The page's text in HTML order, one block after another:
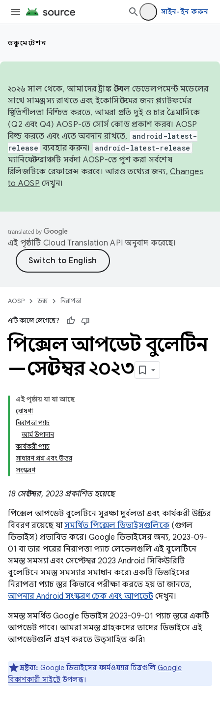
সাইন-ইন করুন
ডকুমেন্টেশন
২০২৬ সাল থেকে, আমাদের ট্রাঙ্ক স্টেবল ডেভেলপমেন্ট মডেলের
সাথে সামঞ্জস্য রাখতে এবং ইকোসিস্টেমের জন্য প্ল্যাটফর্মের
স্থিতিশীলতা নিশ্চিত করতে, আমরা প্রতি দুই ও চার ত্রৈমাসিকে
(Q2 এবং Q4) AOSP-তে সোর্স কোড প্রকাশ করব। AOSP
বিল্ড করতে এবং এতে অবদান রাখতে,
android-latest-
release ব্যবহার করুন। android-latest-release
ম্যানিফেস্ট ব্রাঞ্চটি সর্বদা AOSP-তে পুশ করা সর্বশেষ
রিলিজটিকে রেফারেন্স করবে। আরও তথ্যের জন্য, Changes
to AOSP দেখুন।
এই পৃষ্ঠাটি Cloud Translation API অনুবাদ করেছে।
AOSP ডক্স নিরাপত্তা
এটি কাজে লেগেছে?
পিক্সেল আপডেট বুলেটিন
—সেপ্টেম্বর ২০২৩
এই পৃষ্ঠায় যা যা আছে
ঘোষণা
নিরাপত্তা প্যাচ
আর্ম উপাদান
কার্যকরী প্যাচ
সাধারণ প্রশ্ন এবং উত্তর
সংস্করণ
18 সেপ্টেম্বর, 2023 প্রকাশিত হয়েছে
পিক্সেল আপডেট বুলেটিনে সুরক্ষা দুর্বলতা এবং কার্যকরী উন্নতির
বিবরণ রয়েছে যাসমর্থিত পিক্সেল ডিভাইসগুলিকে (গুগল
ডিভাইস) প্রভাবিত করে। Google ডিভাইসের জন্য, 2023-09-
01 বা তার পরের নিরাপত্তা প্যাচ লেভেলগুলি এই বুলেটিনে
সমস্ত সমস্যা এবং সেপ্টেম্বর 2023 Android সিকিউরিটি
বুলেটিনে সমস্ত সমস্যার সমাধান করে৷ একটি ডিভাইসের
নিরাপত্তা প্যাচ স্তর কিভাবে পরীক্ষা করতে হয় তা জানতে,
আপনার Android সংস্করণ চেক এবং আপডেট দেখুন।
সমস্ত সমর্থিত Google ডিভাইস 2023-09-01 প্যাচ স্তরে একটি
আপডেট পাবে। আমরা সমস্ত গ্রাহকদের তাদের ডিভাইসে এই
আপডেটগুলি গ্রহণ করতে উত্সাহিত করি৷
দ্রষ্টব্য: Google ডিভাইসের ফার্মওয়্যার চিত্রগুলি Google
বিকাশকারী সাইটে উপলব্ধ।